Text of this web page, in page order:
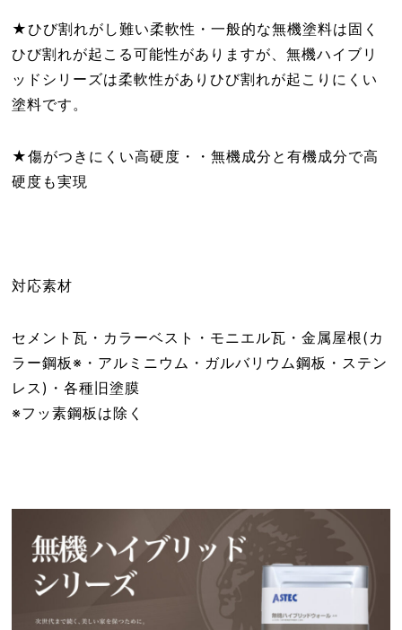
★ひび割れがし難い柔軟性・一般的な無機塗料は固く
ひび割れが起こる可能性がありますが、無機ハイブリ
ッドシリーズは柔軟性がありひび割れが起こりにくい
塗料です。
★傷がつきにくい高硬度・・無機成分と有機成分で高
硬度も実現
対応素材
セメント瓦・カラーベスト・モニエル瓦・金属屋根(カ
ラー鋼板※・アルミニウム・ガルバリウム鋼板・ステン
レス)・各種旧塗膜
※フッ素鋼板は除く